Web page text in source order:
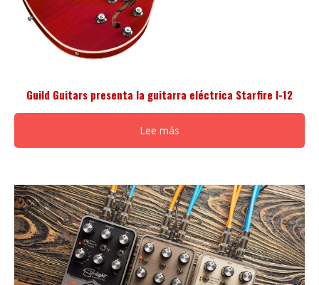
Guild Guitars presenta la guitarra eléctrica Starfire I-12
Lee más